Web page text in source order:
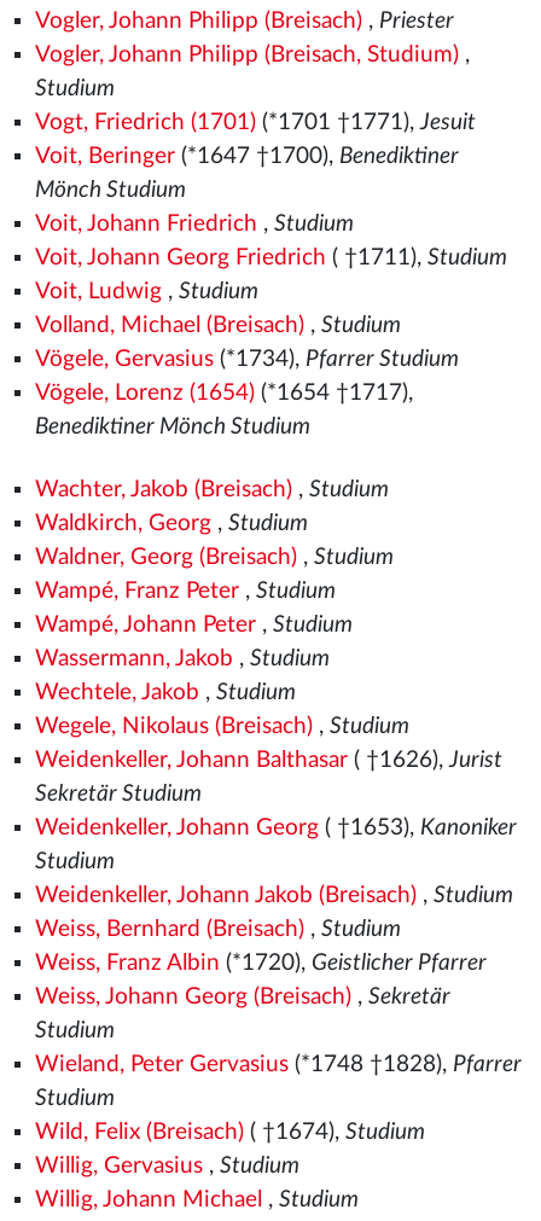
Vogler, Johann Philipp (Breisach), Priester
Vogler, Johann Philipp (Breisach, Studium),
Studium
Vogt, Friedrich (1701)(*1701 †1771),Jesuit
Voit, Beringer(*1647 †1700), Benediktiner
Mönch Studium
Voit, Johann Friedrich , Studium
Voit, Johann Georg Friedrich ( †1711), Studium
Voit, Ludwig, Studium
Volland, Michael (Breisach), Studium
Vögele, Gervasius(*1734), Pfarrer Studium
Vögele, Lorenz (1654)(*1654 †1717),
Benediktiner Mönch Studium
Wachter, Jakob (Breisach), Studium
Waldkirch, Georg, Studium
Waldner, Georg (Breisach), Studium
Wampé, Franz Peter, Studium
Wampé, Johann Peter, Studium
Wassermann, Jakob , Studium
Wechtele, Jakob , Studium
Wegele, Nikolaus (Breisach), Studium
Weidenkeller, Johann Balthasar( †1626),Jurist
Sekretär Studium
Weidenkeller, Johann Georg( †1653), Kanoniker
Studium
Weidenkeller, Johann Jakob (Breisach), Studium
Weiss, Bernhard (Breisach), Studium
Weiss, Franz Albin (*1720), Geistlicher Pfarrer
Weiss, Johann Georg (Breisach), Sekretär
Studium
Wieland, Peter Gervasius(*1748 †1828), Pfarrer
Studium
Wild, Felix (Breisach)( †1674), Studium
Willig, Gervasius, Studium
Willig, Johann Michael , Studium